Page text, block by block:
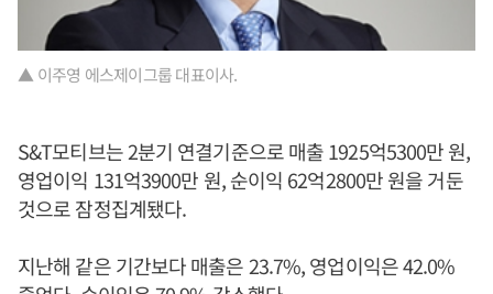
▲ 이주영 에스제이그룹 대표이사.
S&T모티브는 2분기 연결기준으로 매출 1925억5300만 원,
영업이익 131억3900만 원, 순이익 62억2800만 원을 거둔
것으로 잠정집계됐다.
지난해 같은 기간보다 매출은 23.7%, 영업이익은 42.0%